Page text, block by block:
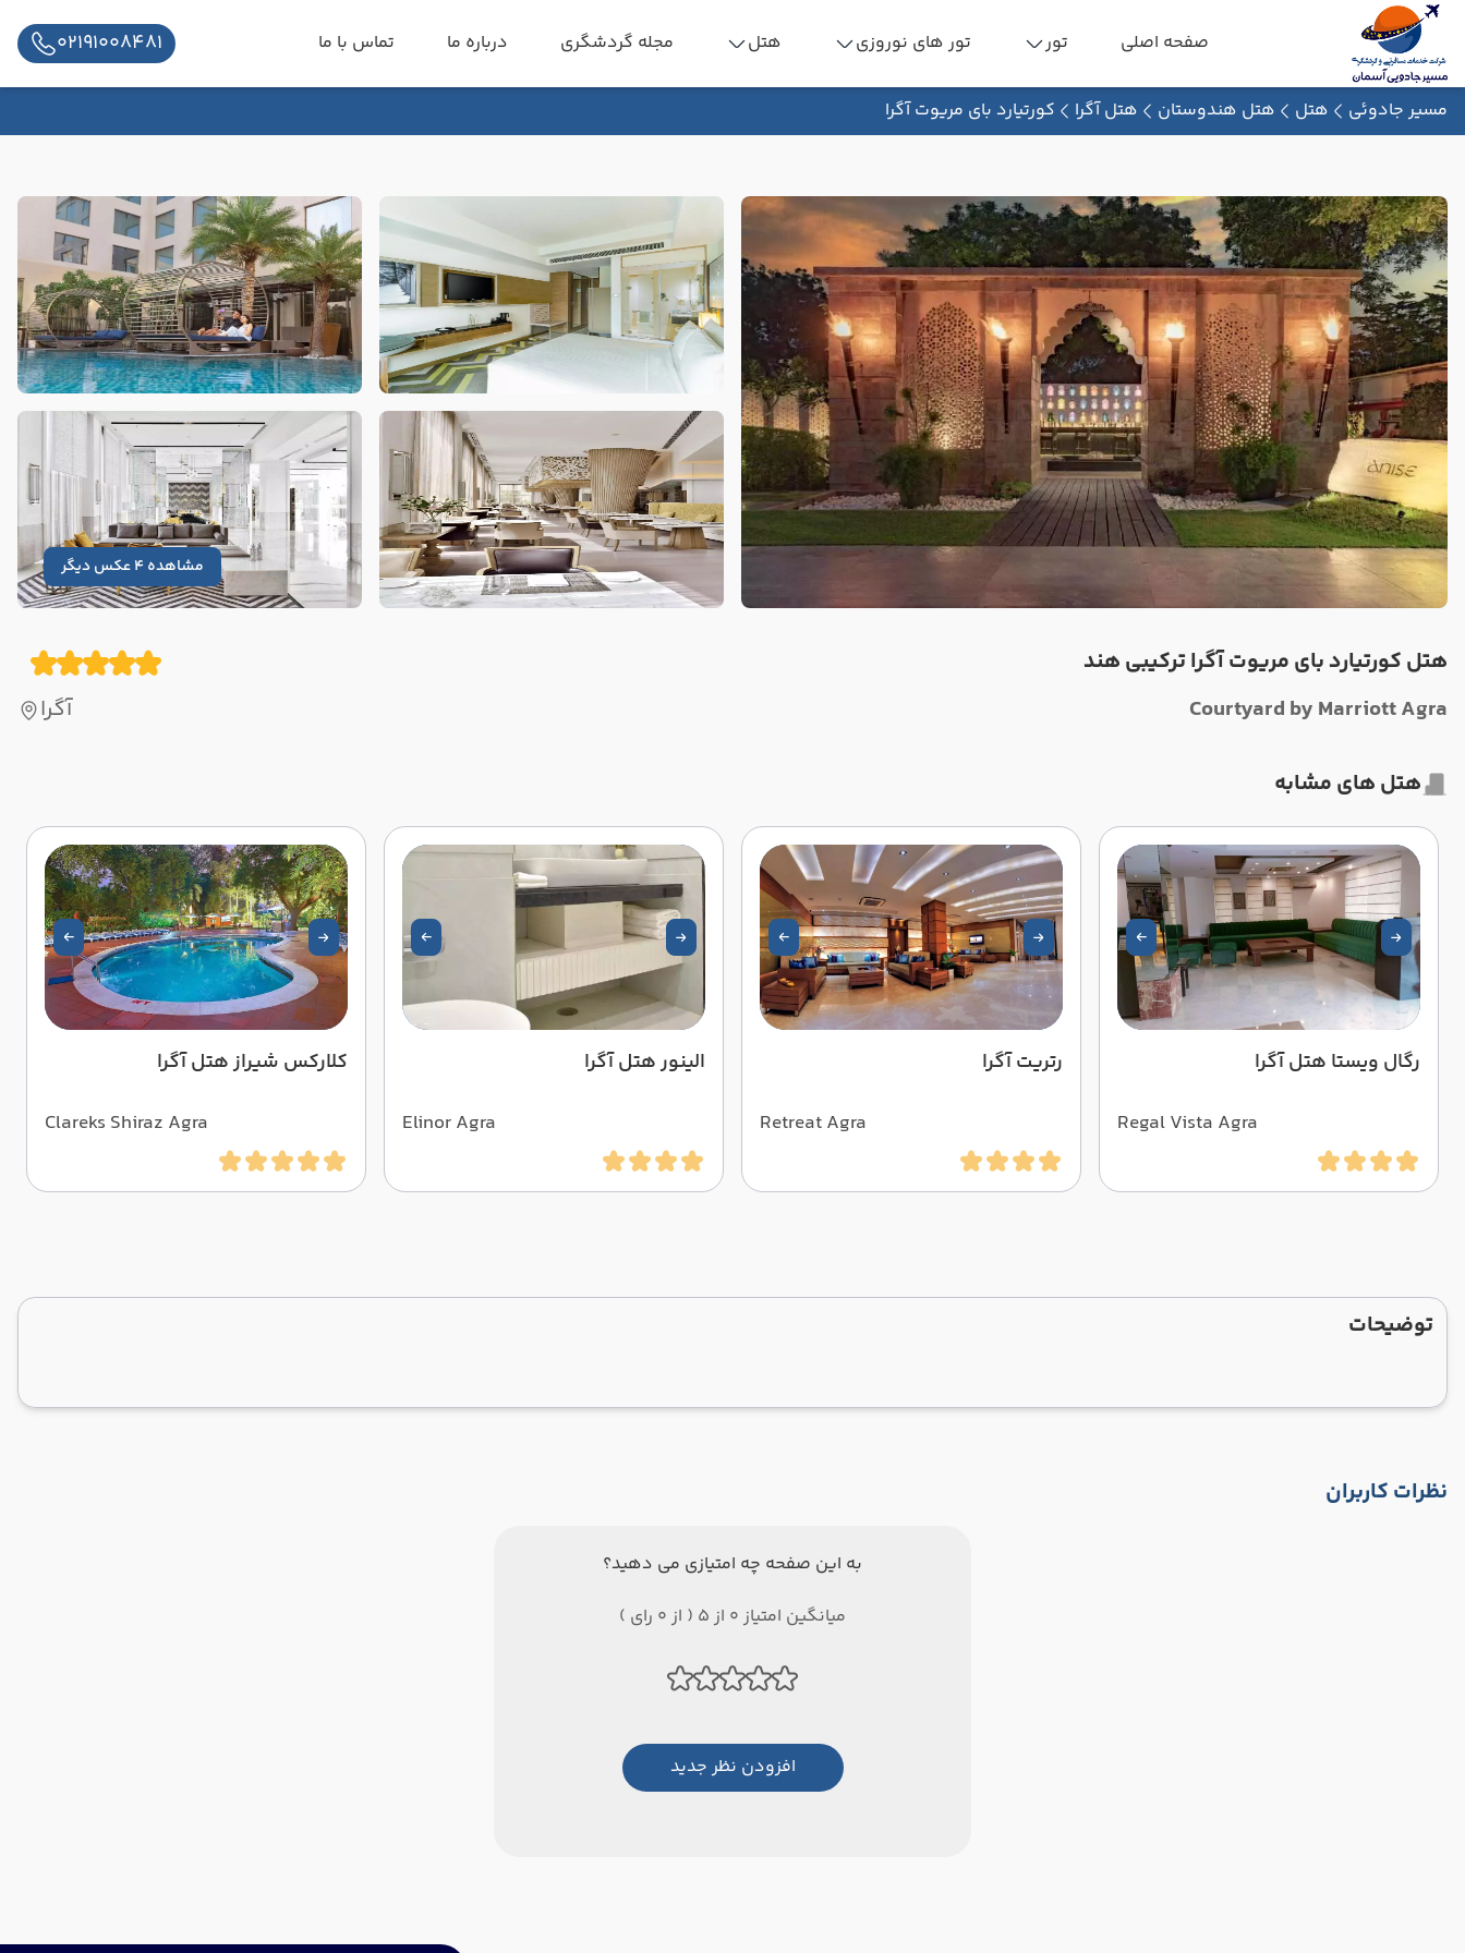
صفحه اصلی تور تور های نوروزی هتل مجله گردشگری درباره ما تماس با ما 02191008481
مسیر جادوئی هتل هتل هندوستان هتل آگرا کورتیارد بای مریوت آگرا
مشاهده 4 عکس دیگر
هتل کورتیارد بای مریوت آگرا ترکیبی هند
Courtyard by Marriott Agra
آگرا
هتل های مشابه
رگال ویستا هتل آگرا
Regal Vista Agra
رتریت آگرا
Retreat Agra
الینور هتل آگرا
Elinor Agra
کلارکس شیراز هتل آگرا
Clareks Shiraz Agra
توضیحات
نظرات کاربران
به این صفحه چه امتیازی می دهید؟
میانگین امتیاز 0 از 5 ( از 0 رای )
افزودن نظر جدید